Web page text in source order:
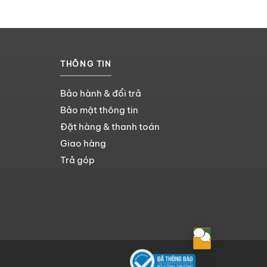
THÔNG TIN
Bảo hành & đổi trả
Bảo mật thông tin
Đặt hàng & thanh toán
Giao hàng
Trả góp